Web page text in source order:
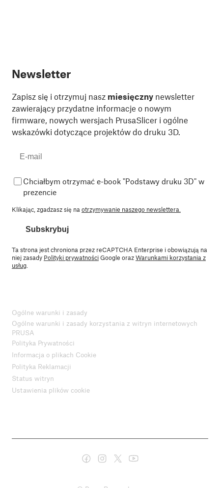
Newsletter
Zapisz się i otrzymuj nasz miesięczny newsletter
zawierający przydatne informacje o nowym
firmware, nowych wersjach PrusaSlicer i ogólne
wskazówki dotyczące projektów do druku 3D.
Chciałbym otrzymać e-book "Podstawy druku 3D" w
prezencie
Klikając, zgadzasz się na otrzymywanie naszego newslettera.
Subskrybuj
Ta strona jest chroniona przez reCAPTCHA Enterprise i obowiązują na
niej zasady Polityki prywatnościGoogle orazWarunkami korzystania z
usług
Ogólne warunki i zasady
Ogólne warunki i zasady korzystania z witryn internetowych
PRUSA
Polityka Prywatności
Informacja o plikach Cookie
Polityka Reklamacji
Status witryn
Ustawienia plików cookie